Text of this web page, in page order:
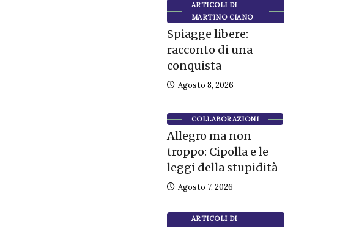
ARTICOLI DI
MARTINO CIANO
Spiagge libere:
racconto di una
conquista
Agosto 8, 2026
COLLABORAZIONI
Allegro ma non
troppo: Cipolla e le
leggi della stupidità
Agosto 7, 2026
ARTICOLI DI